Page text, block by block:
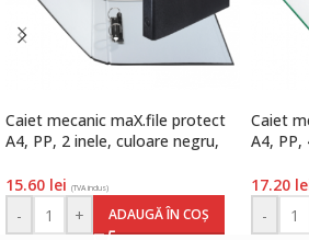
Caiet mecanic maX.file protect
A4, PP, 2 inele, culoare negru,
15.60 lei (TVA inclus)
- + ADAUGĂ ÎN COȘ
Caiet
A4, PP,
17.20
-